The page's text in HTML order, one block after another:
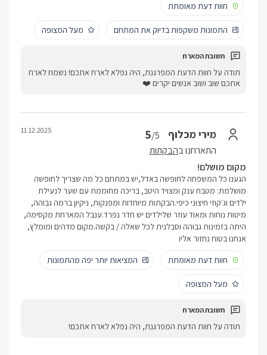
חוות דעת מאומתת
התמונות משקפות בדיוק את המתחם מעל המצופה
תודה על חוות הדעת המפרגנת, היה נפלא לארח אתכם! נשמח לארח
אתכם שוב ושוב אנשים יקרים ❤️
מירי מכלוף 5/5
התארחנו בהבקתות
11.12.2025
מקום מושלם!
הגענו כל המשפחה לחופשה באדל,יש במתחם כל מה שצריך לחופשה
מושלמת: מטבח ענק ומצויד היטב, בריכה מחוממת עם שער לנעילת
ילדים וג׳קוזי חיצוני כיפי.הבקתות מיוחדות ומפנקות, ניקיון ברמה גבוהה,
מיטות נוחות ומאוד עוזר שלילדים יש חדר נפרד.ענבל המארחת מקסימה,
היתה בזמינות גבוהה וסבלנית לכל שאלה / בקשה.מקום מדהים ומומלץ,
אנחנו בטוח נחזור אליו
חוות דעת מאומתת
המציאות יותר יפה מהתמונות
מעל המצופה
תודה על חוות הדעת המפרגנת, היה נפלא לארח אתכם!